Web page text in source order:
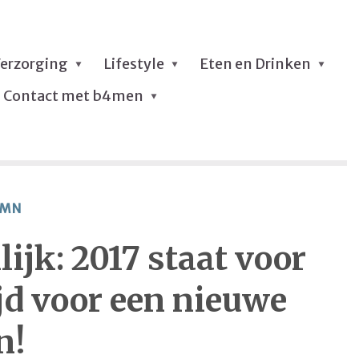
Lifestyle Eten en Drinken
Contact met b4men
2017 staat voor
voor een nieuwe